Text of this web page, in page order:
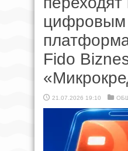
цифровым
Fido
21.07.2026 19:10